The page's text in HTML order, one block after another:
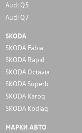
Audi Q5
Audi Q7
SKODA
SKODA Fabia
SKODA Rapid
SKODA Octavia
SKODA Superb
SKODA Karoq
SKODA Kodiaq
МАРКИ АВТО